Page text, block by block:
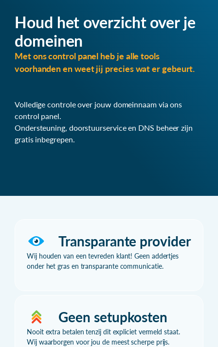
Houd het overzicht over je
domeinen
Met ons control panel heb je alle tools
voorhanden en weet jij precies wat er gebeurt.
Volledige controle over jouw domeinnaam via ons
control panel.
Ondersteuning, doorstuurservice en DNS beheer zijn
gratis inbegrepen.
Transparante provider
Wij houden van een tevreden klant! Geen addertjes
onder het gras en transparante communicatie.
Geen setupkosten
Nooit extra betalen tenzij dit expliciet vermeld staat.
Wij waarborgen voor jou de meest scherpe prijs.